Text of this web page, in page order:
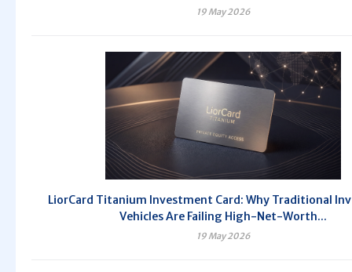
19 May 2026
LiorCard Titanium Investment Card: Why Traditional
Vehicles Are Failing High-Net-Worth...
19 May 2026